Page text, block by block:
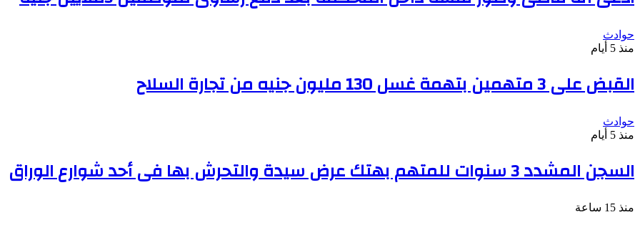
حوادث
منذ 5 أيام
القبض على 3 متهمين بتهمة غسل 130 مليون جنيه من تجارة السلاح
حوادث
منذ 5 أيام
السجن المشدد 3 سنوات للمتهم بهتك عرض سيدة والتحرش بها فى أحد شوارع الوراق
منذ 15 ساعة